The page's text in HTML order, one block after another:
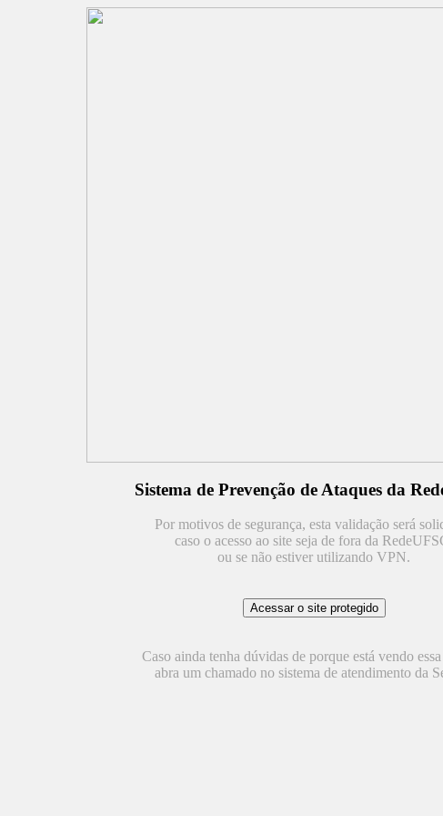
Sistema de Prevenção de Ataques da
Por motivos de segurança, esta validação será
caso o acesso ao site seja de fora da
ou se não estiver utilizando VPN.
Caso ainda tenha dúvidas de porque está vendo
abra um chamado no sistema de atendimento da